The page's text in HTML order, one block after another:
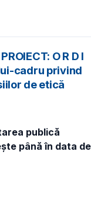
O R D I
cadru privind
de etică
publică
până în data de